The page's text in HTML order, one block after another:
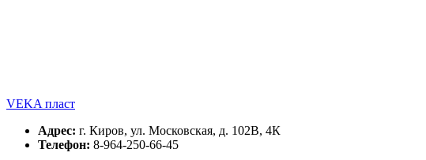
VEKA пласт
Адрес: г. Киров, ул. Московская, д. 102В, 4К
Телефон: 8-964-250-66-45